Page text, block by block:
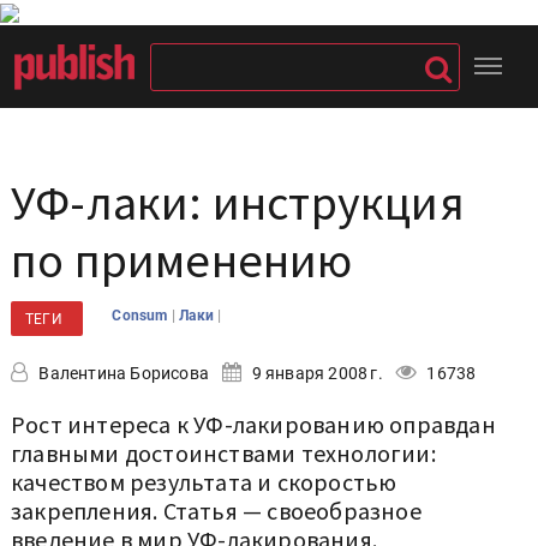
УФ-лаки: инструкция
по применению
ТЕГИ Consum |Лаки |
Валентина Борисова 9 января 2008 г. 16738
Рост интереса к УФ-лакированию оправдан
главными достоинствами технологии:
качеством результата и скоростью
закрепления. Статья — своеобразное
введение в мир УФ-лакирования.